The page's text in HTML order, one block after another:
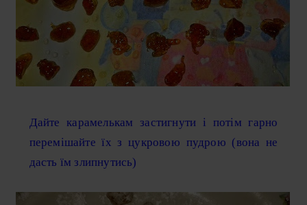
Дайте карамелькам застигнути і потім гарно
перемішайте їх з цукровою пудрою (вона не
дасть їм злипнутись)